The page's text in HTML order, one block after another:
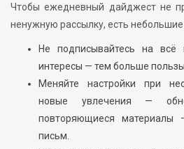
Чтобы ежедневный дайджест не
ненужную рассылку, есть небольшие
Не подписывайтесь на
интересы — тем больше пользы.
Меняйте настройки при
новые увлечения —
повторяющиеся материалы
письм.